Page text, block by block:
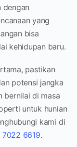
dengan
yang
bisa
kehidupan baru.
pastikan
potensi jangka
bernilai di masa
untuk hunian
kami di
7022 6619.